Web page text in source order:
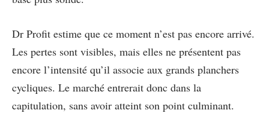
Dr Profit estime que ce moment n’est pas encore arrivé.
Les pertes sont visibles, mais elles ne présentent pas
encore l’intensité qu’il associe aux grands planchers
cycliques. Le marché entrerait donc dans la
capitulation, sans avoir atteint son point culminant.